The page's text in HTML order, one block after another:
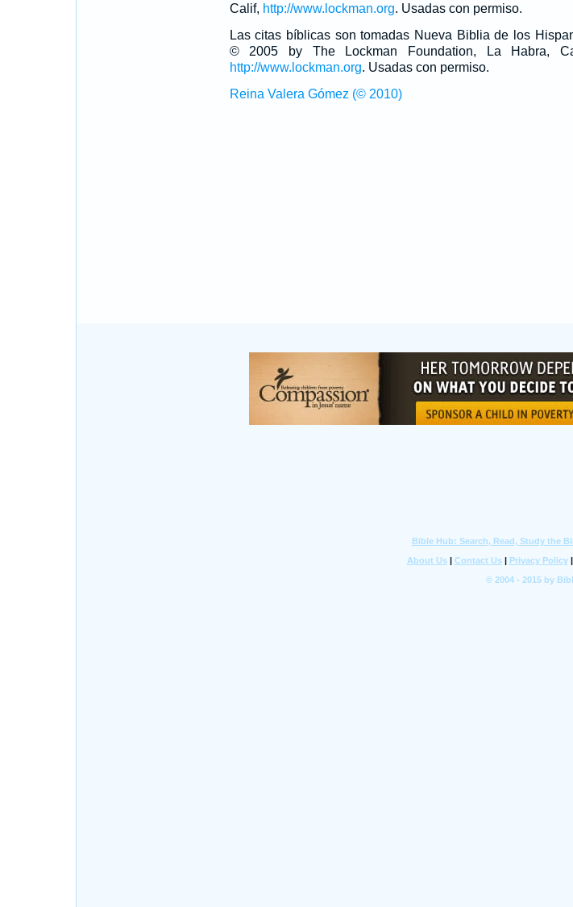
Calif, http://www.lockman.org. Usadas con permiso.
Las citas bíblicas son tomadas Nueva Biblia de los
© 2005 by The Lockman Foundation, La Habra,
http://www.lockman.org. Usadas con permiso.
Reina Valera Gómez (© 2010)